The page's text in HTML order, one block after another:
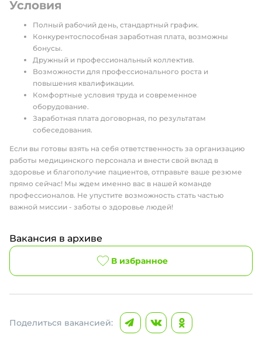
Условия
Полный рабочий день, стандартный график.
Конкурентоспособная заработная плата, возможны
бонусы.
Дружный и профессиональный коллектив.
Возможности для профессионального роста и
повышения квалификации.
Комфортные условия труда и современное
оборудование.
Заработная плата договорная, по результатам
собеседования.
Если вы готовы взять на себя ответственность за организацию
работы медицинского персонала и внести свой вклад в
здоровье и благополучие пациентов, отправьте ваше резюме
прямо сейчас! Мы ждем именно вас в нашей команде
профессионалов. Не упустите возможность стать частью
важной миссии - заботы о здоровье людей!
Вакансия в архиве
В избранное
Поделиться вакансией: